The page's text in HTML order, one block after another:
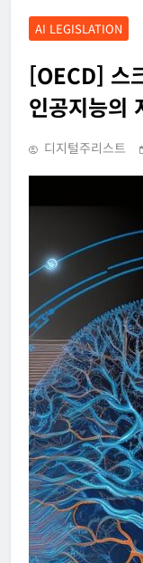
AI LEGISLATION
[OECD] 스
인공지능의
디지털주리스트